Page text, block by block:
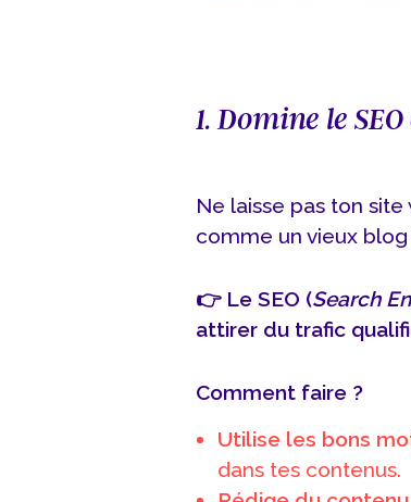
1. Domine le
Ne laisse pas ton
comme un vieux blog
👉 Le SEO (Search
attirer du trafic
Comment faire ?
Utilise les bons
dans tes contenus.